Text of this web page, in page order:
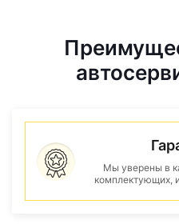
Мы уверены в
комплектующих,